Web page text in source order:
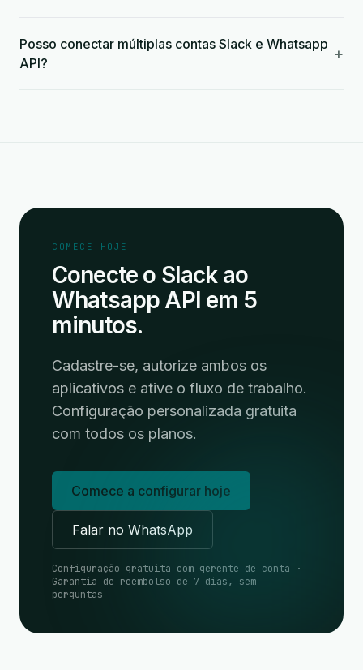
Posso conectar múltiplas contas Slack e Whatsapp
API?
+
COMECE HOJE
Conecte o Slack ao
Whatsapp API em 5
minutos.
Cadastre-se, autorize ambos os
aplicativos e ative o fluxo de trabalho.
Configuração personalizada gratuita
com todos os planos.
Comece a configurar hoje
Falar no WhatsApp
Configuração gratuita com gerente de conta ·
Garantia de reembolso de 7 dias, sem
perguntas